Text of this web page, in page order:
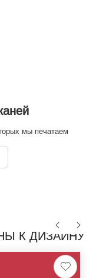
мы печатаем
К ДИЗАЙНУ